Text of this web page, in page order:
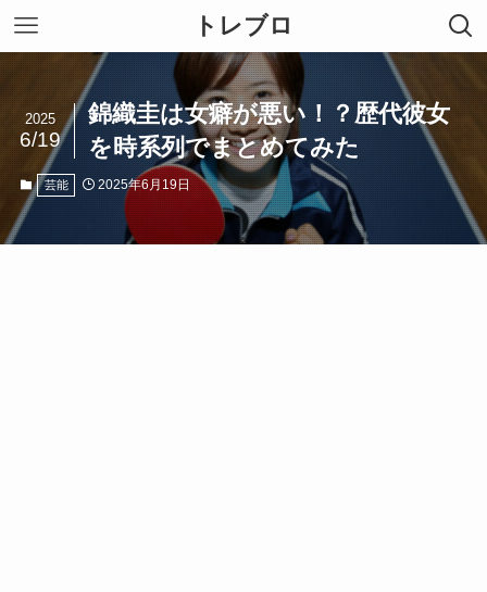
トレブロ
錦織圭は女癖が悪い！？歴代彼女
を時系列でまとめてみた
2025
6/19
芸能 2025年6月19日